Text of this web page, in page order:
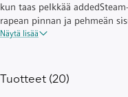
kun taas pelkkää
rapean pinnan ja pehmeän
Näytä lisää
Tuotteet (20)